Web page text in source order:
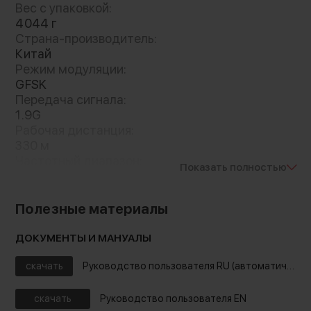
Вес с упаковкой:
4044 г
Страна-производитель:
Китай
Режим модуляции:
GFSK
Передача сигнала:
1.9G
115 дБ
<1%%
1%
ENC
Показать полностью
Полезные материалы
ДОКУМЕНТЫ И МАНУАЛЫ
скачать Руководство пользователя RU (автоматический перевод)
скачать Руководство пользователя EN